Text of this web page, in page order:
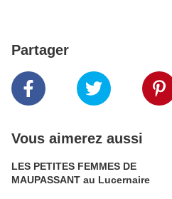
Partager
Vous aimerez aussi
LES PETITES FEMMES DE
MAUPASSANT au Lucernaire